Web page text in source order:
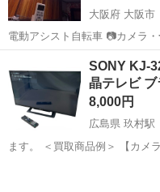
大阪府 大阪市
電動アシスト自転車 📷カメラ・
コン…
大阪市 家電
SONY KJ-
晶テレビ
8,000円
広島県 玖村駅
ます。 ＜買取商品例＞ 【カメラ